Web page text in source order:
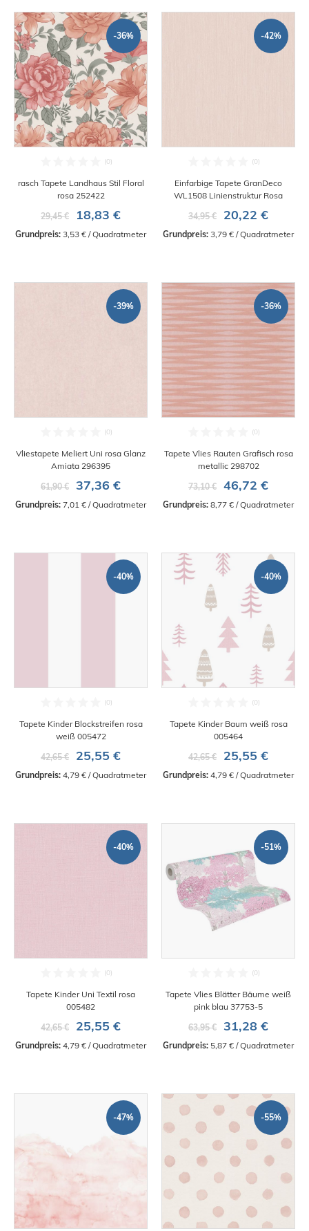
-36%
rasch Tapete Landhaus Stil Floral
rosa 252422
29,45 €
18,83 €
Grundpreis: 3,53 € / Quadratmeter
-42%
Einfarbige Tapete GranDeco
WL1508 Linienstruktur Rosa
34,95 €
20,22 €
Grundpreis: 3,79 € / Quadratmeter
-39%
Vliestapete Meliert Uni rosa Glanz
Amiata 296395
61,90 €
37,36 €
Grundpreis: 7,01 € / Quadratmeter
-36%
Tapete Vlies Rauten Grafisch rosa
metallic 298702
73,10 €
46,72 €
Grundpreis: 8,77 € / Quadratmeter
-40%
Tapete Kinder Blockstreifen rosa
weiß 005472
42,65 €
25,55 €
Grundpreis: 4,79 € / Quadratmeter
-40%
Tapete Kinder Baum weiß rosa
005464
42,65 €
25,55 €
Grundpreis: 4,79 € / Quadratmeter
-40%
Tapete Kinder Uni Textil rosa
005482
42,65 €
25,55 €
Grundpreis: 4,79 € / Quadratmeter
-51%
Tapete Vlies Blätter Bäume weiß
pink blau 37753-5
63,95 €
31,28 €
Grundpreis: 5,87 € / Quadratmeter
-47% -55%